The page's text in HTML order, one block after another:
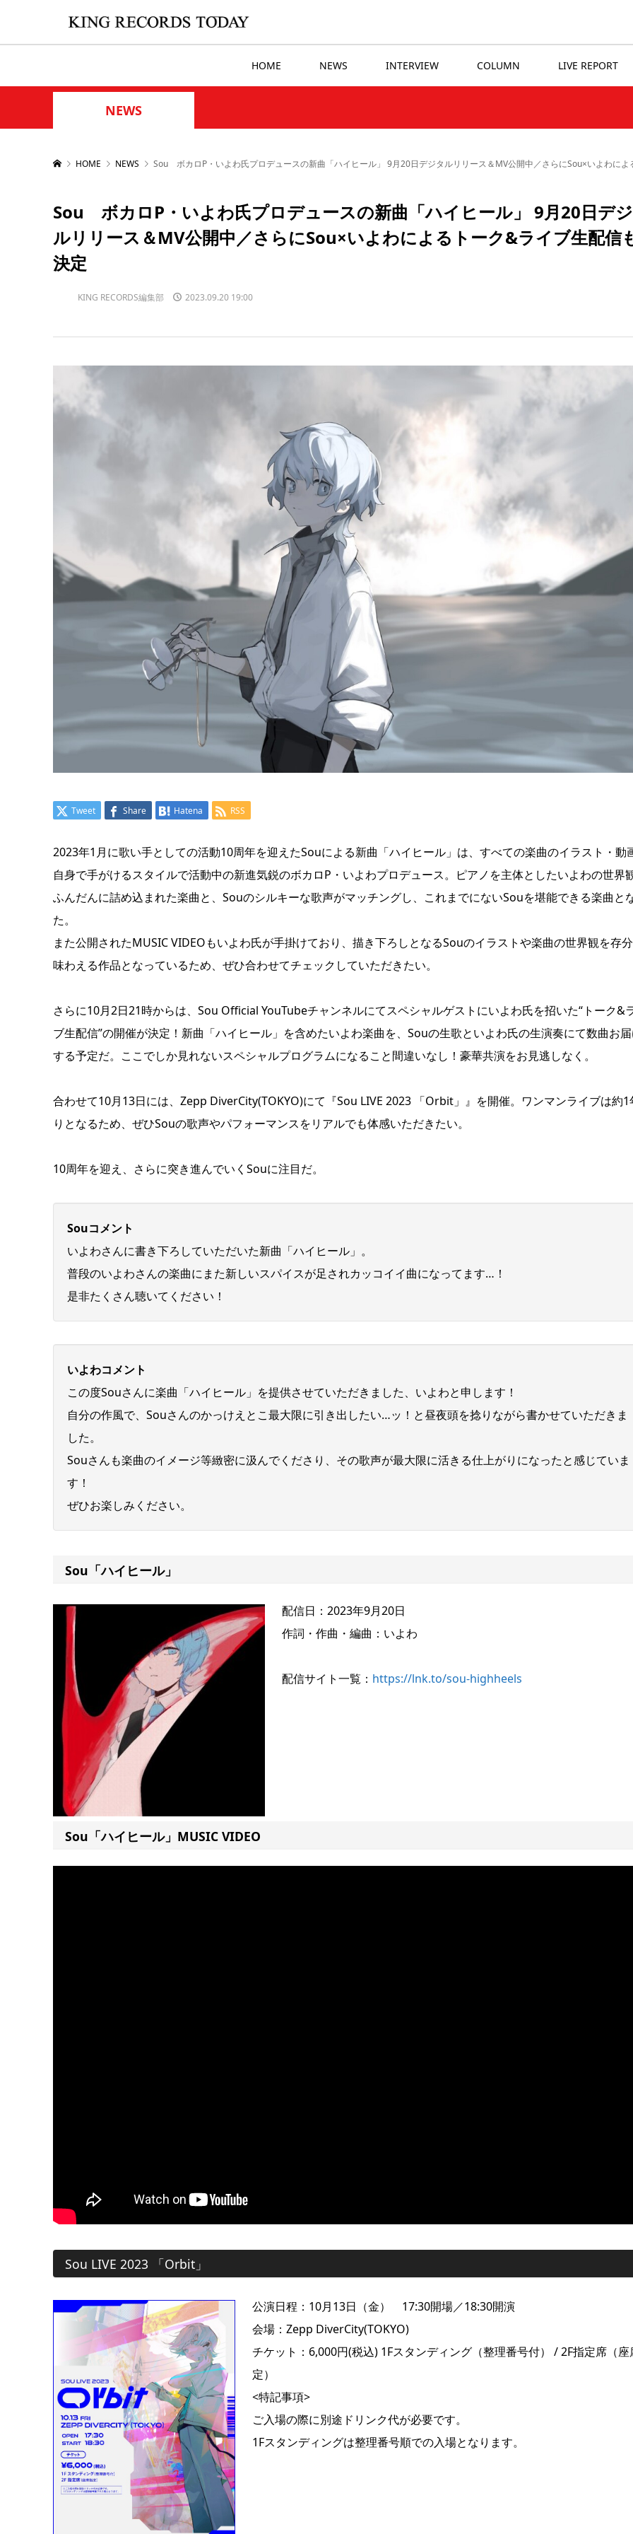
HOME NEWS INTERVIEW COLUMN LIVE REPORT
NEWS
HOME NEWS Sou ボカロP・いよわ氏プロデュースの新曲「ハイヒール」 9月20日デジタルリリース＆MV公開中／さらにSou×いよわに
Sou ボカロP・いよわ氏プロデュースの新曲「ハイヒール」 9月20日デ
ルリリース＆MV公開中／さらにSou×いよわによるトーク&ライブ生配信
決定
KING RECORDS編集部 2023.09.20 19:00
Tweet Share Hatena RSS
2023年1月に歌い手としての活動10周年を迎えたSouによる新曲「ハイヒール」は、すべての楽曲のイラスト・動
自身で手がけるスタイルで活動中の新進気鋭のボカロP・いよわプロデュース。ピアノを主体としたいよわの世界
ふんだんに詰め込まれた楽曲と、Souのシルキーな歌声がマッチングし、これまでにないSouを堪能できる楽曲と
た。
また公開されたMUSIC VIDEOもいよわ氏が手掛けており、描き下ろしとなるSouのイラストや楽曲の世界観を存
味わえる作品となっているため、ぜひ合わせてチェックしていただきたい。
さらに10月2日21時からは、Sou Official YouTubeチャンネルにてスペシャルゲストにいよわ氏を招いた“トーク&
ブ生配信”の開催が決定！新曲「ハイヒール」を含めたいよわ楽曲を、Souの生歌といよわ氏の生演奏にて数曲お
する予定だ。ここでしか見れないスペシャルプログラムになること間違いなし！豪華共演をお見逃しなく。
合わせて10月13日には、Zepp DiverCity(TOKYO)にて『Sou LIVE 2023 「Orbit」』を開催。ワンマンライブは約1
りとなるため、ぜひSouの歌声やパフォーマンスをリアルでも体感いただきたい。
10周年を迎え、さらに突き進んでいくSouに注目だ。
Souコメント
いよわさんに書き下ろしていただいた新曲「ハイヒール」。
普段のいよわさんの楽曲にまた新しいスパイスが足されカッコイイ曲になってます…！
是非たくさん聴いてください！
いよわコメント
この度Souさんに楽曲「ハイヒール」を提供させていただきました、いよわと申します！
自分の作風で、Souさんのかっけえとこ最大限に引き出したい…ッ！と昼夜頭を捻りながら書かせていただきま
した。
Souさんも楽曲のイメージ等緻密に汲んでくださり、その歌声が最大限に活きる仕上がりになったと感じていま
す！
ぜひお楽しみください。
Sou「ハイヒール」
配信日：2023年9月20日
作詞・作曲・編曲：いよわ
配信サイト一覧： https://lnk.to/sou-highheels
Sou「ハイヒール」MUSIC VIDEO
Sou LIVE 2023 「Orbit」
公演日程：10月13日（金） 17:30開場／18:30開演
会場：Zepp DiverCity(TOKYO)
チケット：6,000円(税込) 1Fスタンディング（整理番号付） / 2F指定席（座
定）
<特記事項>
ご入場の際に別途ドリンク代が必要です。
1Fスタンディングは整理番号順での入場となります。